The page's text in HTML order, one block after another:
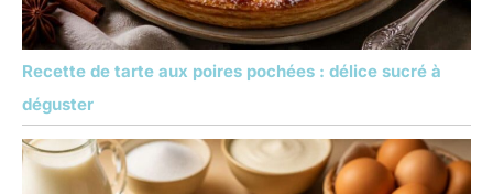
Recette de tarte aux poires pochées : délice sucré à
déguster